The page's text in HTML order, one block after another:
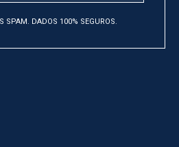
SPAM. DADOS 100% SEGUROS.